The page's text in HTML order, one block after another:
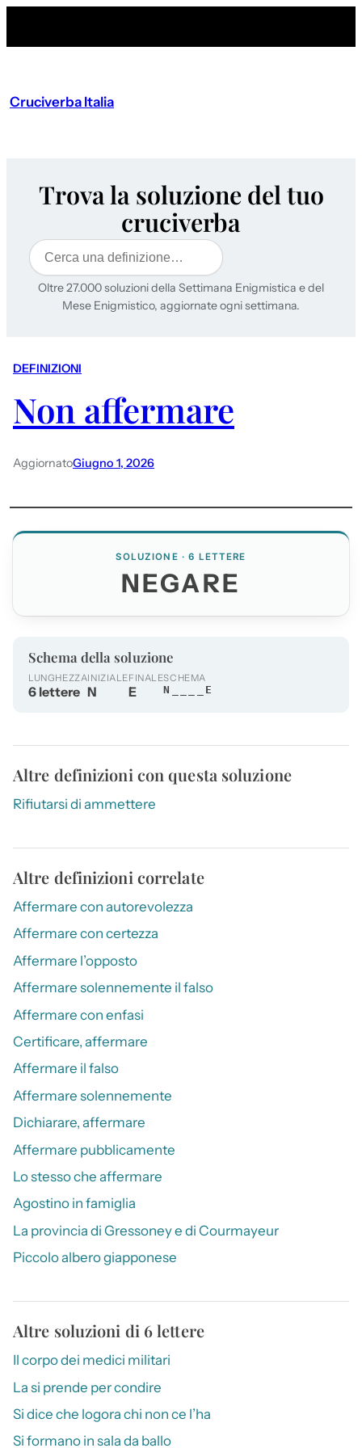
Cruciverba Italia
Trova la soluzione del tuo
cruciverba
Cerca
Oltre 27.000 soluzioni della Settimana Enigmistica e del
Mese Enigmistico, aggiornate ogni settimana.
DEFINIZIONI
Non affermare
AggiornatoGiugno 1, 2026
SOLUZIONE · 6 LETTERE
NEGARE
Schema della soluzione
LUNGHEZZA
6 lettere
INIZIALE
N
FINALE
E
SCHEMA
N____E
Altre definizioni con questa soluzione
Rifiutarsi di ammettere
Altre definizioni correlate
Affermare con autorevolezza
Affermare con certezza
Affermare l’opposto
Affermare solennemente il falso
Affermare con enfasi
Certificare, affermare
Affermare il falso
Affermare solennemente
Dichiarare, affermare
Affermare pubblicamente
Lo stesso che affermare
Agostino in famiglia
La provincia di Gressoney e di Courmayeur
Piccolo albero giapponese
Altre soluzioni di 6 lettere
Il corpo dei medici militari
La si prende per condire
Si dice che logora chi non ce l’ha
Si formano in sala da ballo